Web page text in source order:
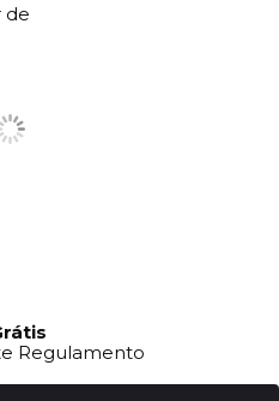
de
Regulamento